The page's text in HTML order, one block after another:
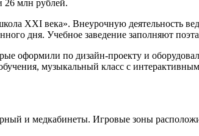
26 млн рублей.
XXI века». Внеурочную деятельность
дня. Учебное заведение заполняют
оформили по дизайн-проекту и
музыкальный класс с
и медкабинеты. Игровые зоны